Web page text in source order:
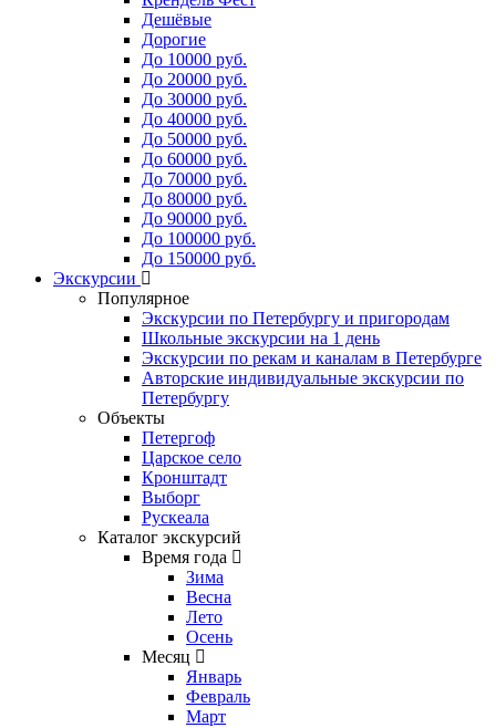
Дешёвые
Дорогие
До 10000 руб.
До 20000 руб.
До 30000 руб.
До 40000 руб.
До 50000 руб.
До 60000 руб.
До 70000 руб.
До 80000 руб.
До 90000 руб.
До 100000 руб.
До 150000 руб.
Экскурсии
Популярное
Экскурсии по Петербургу и пригородам
Школьные экскурсии на 1 день
Экскурсии по рекам и каналам в Петербурге
Авторские индивидуальные экскурсии по
Петербургу
Объекты
Петергоф
Царское село
Кронштадт
Выборг
Рускеала
Каталог экскурсий
Время года
Зима
Весна
Лето
Осень
Месяц
Январь
Февраль
Март